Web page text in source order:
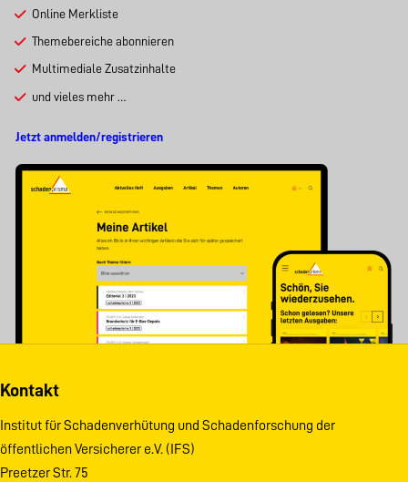
Online Merkliste
Themebereiche abonnieren
Multimediale Zusatzinhalte
und vieles mehr …
Jetzt anmelden/registrieren
Kontakt
Institut für Schadenverhütung und Schadenforschung der
öffentlichen Versicherer e.V. (IFS)
Preetzer Str. 75